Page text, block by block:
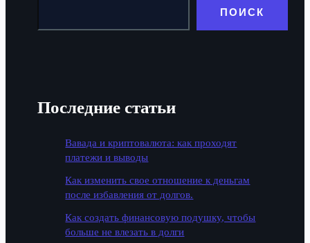
ПОИСК
Последние статьи
Вавада и криптовалюта: как проходят
платежи и выводы
Как изменить свое отношение к деньгам
после избавления от долгов.
Как создать финансовую подушку, чтобы
больше не влезать в долги